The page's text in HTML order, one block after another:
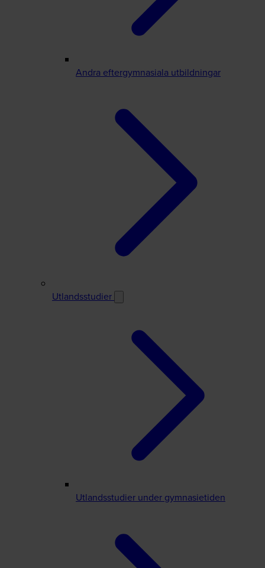
Andra eftergymnasiala utbildningar
Utlandsstudier
Utlandsstudier under gymnasietiden